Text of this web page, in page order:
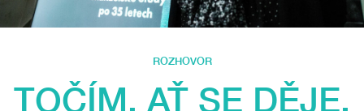
ROZHOVOR
TOČÍM, AŤ SE DĚJE,